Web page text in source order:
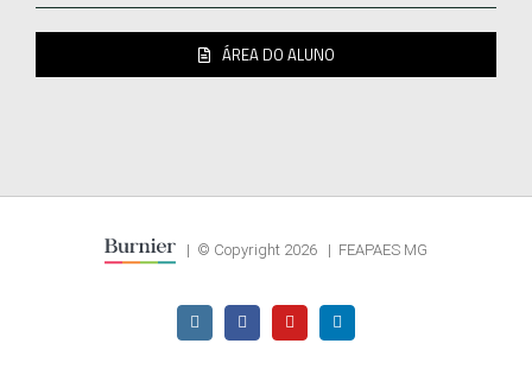
ÁREA DO ALUNO
| © Copyright 2026 | FEAPAES MG
InstagramFacebookYouTube